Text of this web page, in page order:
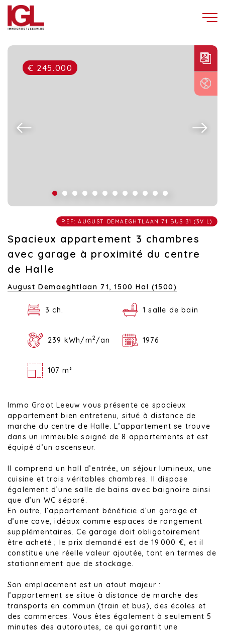
€ 245.000
REF: AUGUST DEMAEGHTLAAN 71 BUS 31 (3V L)
Spacieux appartement 3 chambres
avec garage à proximité du centre
de Halle
August Demaeghtlaan 71,1500 Hal (1500)
3 ch. 1 salle de bain
239 kWh/m2 /an 1976
107 m²
Immo Groot Leeuw vous présente ce spacieux
appartement bien entretenu, situé à distance de
marche du centre de Halle. L’appartement se trouve
dans un immeuble soigné de 8 appartements et est
équipé d’un ascenseur.
Il comprend un hall d’entrée, un séjour lumineux, une
cuisine et trois véritables chambres. Il dispose
également d’une salle de bains avec baignoire ainsi
que d’un WC séparé.
En outre, l’appartement bénéficie d’un garage et
d’une cave, idéaux comme espaces de rangement
supplémentaires. Ce garage doit obligatoirement
être acheté ; le prix demandé est de 19 000 €, et il
constitue une réelle valeur ajoutée, tant en termes de
stationnement que de stockage.
Son emplacement est un atout majeur :
l’appartement se situe à distance de marche des
transports en commun (train et bus), des écoles et
des commerces. Vous êtes également à seulement 5
minutes des autoroutes, ce qui garantit une